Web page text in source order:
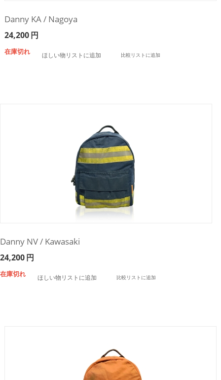
Danny KA / Nagoya
24,200円
在庫切れ ほしい物リストに追加 比較リストに追加
Danny NV / Kawasaki
24,200円
在庫切れ ほしい物リストに追加 比較リストに追加